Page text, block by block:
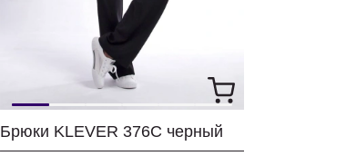
Брюки KLEVER 376С черный